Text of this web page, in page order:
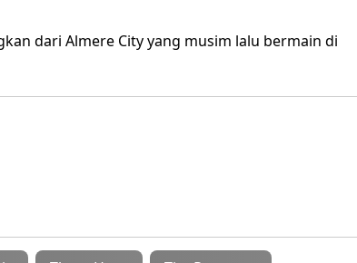
dari Almere City yang musim lalu bermain di